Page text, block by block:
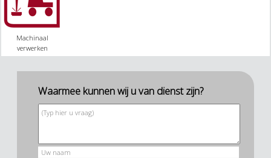
Machinaal
verwerken
Waarmee kunnen wij u van dienst zijn?